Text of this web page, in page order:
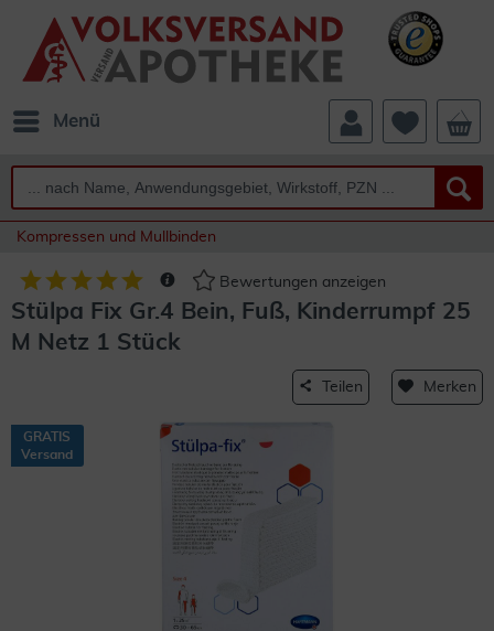
Menü
Kompressen und Mullbinden
Bewertungen anzeigen
Stülpa Fix Gr.4 Bein, Fuß, Kinderrumpf 25
M Netz 1 Stück
Teilen Merken
GRATIS
Versand